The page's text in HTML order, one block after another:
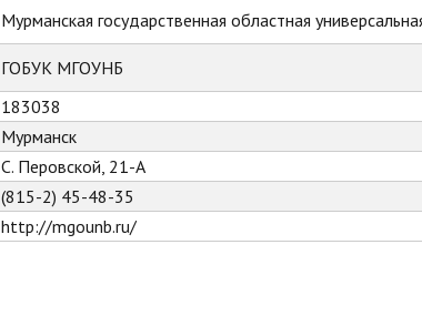
Мурманская государственная областная
ГОБУК МГОУНБ
183038
Мурманск
С. Перовской, 21-А
(815-2) 45-48-35
http://mgounb.ru/